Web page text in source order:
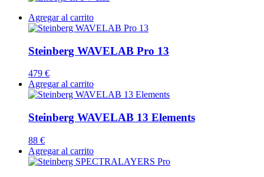
Agregar al carrito
Steinberg WAVELAB Pro 13
479 €
Agregar al carrito
Steinberg WAVELAB 13 Elements
88 €
Agregar al carrito